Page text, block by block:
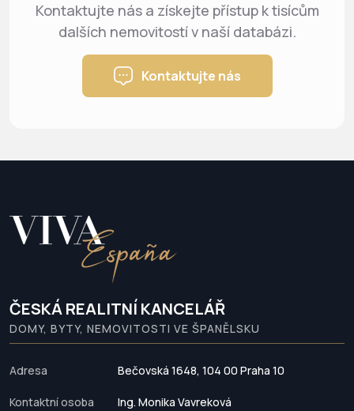
Kontaktujte nás a získejte přístup k tisícům
dalších nemovitostí v naší databázi.
Kontaktujte nás
ČESKÁ REALITNÍ KANCELÁŘ
DOMY, BYTY, NEMOVITOSTI VE ŠPANĚLSKU
Adresa Bečovská 1648, 104 00 Praha 10
Kontaktní osoba
Ing. Monika Vavreková